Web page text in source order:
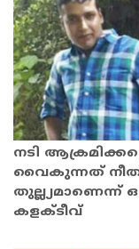
നടി
വൈകുന്നത് നീതി
തുല്ല്യമാണെന്ന്
കളക്ടീവ്